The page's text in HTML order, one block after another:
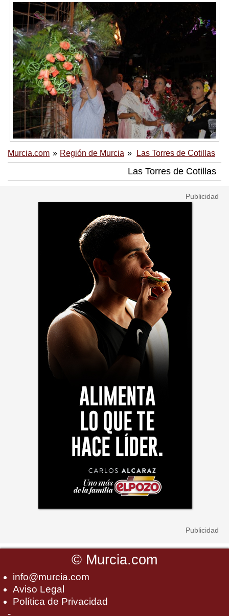
Murcia.com Región de Murcia Las Torres de Cotillas
Las Torres de Cotillas
© Murcia.com
info@murcia.com
Aviso Legal
Política de Privacidad
-